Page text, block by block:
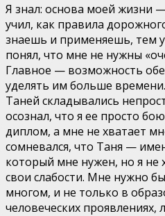
Я знал: основа моей жизни
учил, как правила
знаешь и применяешь, тем
понял, что мне не нужны
Главное — возможность
уделять им больше
Таней складывались
осознал, что я ее просто
диплом, а мне не хватает
сомневался, что Таня —
который мне нужен, но я не
свои слабости. Мне нужно
многом, и не только в
человеческих проявлениях,